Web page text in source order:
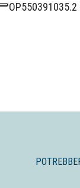
OP550391035.2